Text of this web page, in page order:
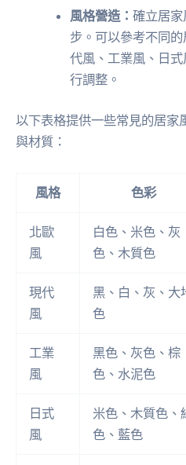
風格營造：確立居
步。可以參考不同
代風、工業風、日
行調整。
以下表格提供一些常見的居家
與材質：
風格 色彩
北歐
風
白色、米色、灰
色、木質色
現代
風
黑、白、灰、大
色
工業
風
黑色、灰色、棕
色、水泥色
日式
風
米色、木質色、
色、藍色